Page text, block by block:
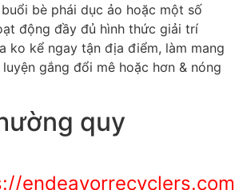
bè phái dục ảo hoặc một số
động đầy đủ hình thức giải trí
ko kể ngay tận địa điểm, làm mang
gắng đổi mê hoặc hơn & nóng
quy